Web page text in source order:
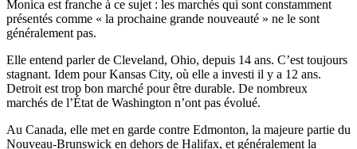
Monica est franche à ce sujet : les marchés qui sont constamment
présentés comme « la prochaine grande nouveauté » ne le sont
généralement pas.
Elle entend parler de Cleveland, Ohio, depuis 14 ans. C’est toujours
stagnant. Idem pour Kansas City, où elle a investi il y a 12 ans.
Detroit est trop bon marché pour être durable. De nombreux
marchés de l’État de Washington n’ont pas évolué.
Au Canada, elle met en garde contre Edmonton, la majeure partie du
Nouveau-Brunswick en dehors de Halifax, et généralement la